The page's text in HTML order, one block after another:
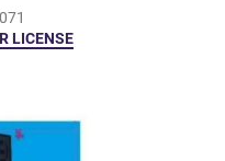
LICENSE